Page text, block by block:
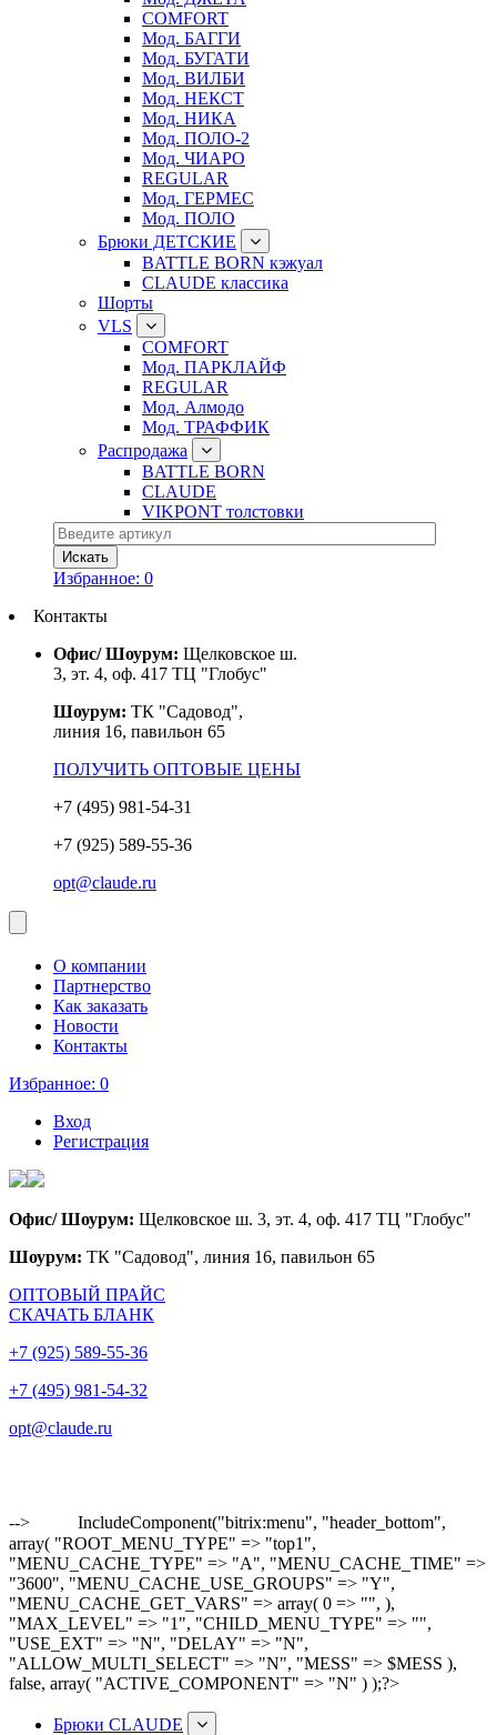
COMFORT
Мод. БАГГИ
Мод. БУГАТИ
Мод. ВИЛБИ
Мод. НЕКСТ
Мод. НИКА
Мод. ПОЛО-2
Мод. ЧИАРО
REGULAR
Мод. ГЕРМЕС
Мод. ПОЛО
Брюки ДЕТСКИЕ
BATTLE BORN кэжуал
CLAUDE классика
Шорты
VLS
COMFORT
Мод. ПАРКЛАЙФ
REGULAR
Мод. Алмодо
Мод. ТРАФФИК
Распродажа
BATTLE BORN
CLAUDE
VIKPONT толстовки
Избранное: 0
Контакты
Офис/ Шоурум: Щелковское ш.
3, эт. 4, оф. 417 ТЦ "Глобус"
Шоурум: ТК "Садовод",
линия 16, павильон 65
ПОЛУЧИТЬ ОПТОВЫЕ ЦЕНЫ
+7 (495) 981-54-31
+7 (925) 589-55-36
opt@claude.ru
О компании
Партнерство
Как заказать
Новости
Контакты
Избранное: 0
Вход
Регистрация
Офис/ Шоурум: Щелковское ш. 3, эт. 4, оф. 417 ТЦ "Глобус"
Шоурум: ТК "Садовод", линия 16, павильон 65
ОПТОВЫЙ ПРАЙС
СКАЧАТЬ БЛАНК
+7 (925) 589-55-36
+7 (495) 981-54-32
opt@claude.ru
-->
IncludeComponent("bitrix:menu", "header_bottom",
array( "ROOT_MENU_TYPE" => "top1",
"MENU_CACHE_TYPE" => "A", "MENU_CACHE_TIME" =>
"3600", "MENU_CACHE_USE_GROUPS" => "Y",
"MENU_CACHE_GET_VARS" => array( 0 => "", ),
"MAX_LEVEL" => "1", "CHILD_MENU_TYPE" => "",
"USE_EXT" => "N", "DELAY" => "N",
"ALLOW_MULTI_SELECT" => "N", "MESS" => $MESS ),
false, array( "ACTIVE_COMPONENT" => "N" ) );?>
Брюки CLAUDE